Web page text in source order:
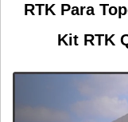
RTK Para
Kit RTK